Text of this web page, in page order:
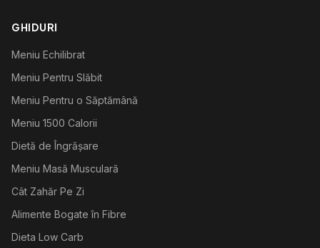
GHIDURI
Meniu Echilibrat
Meniu Pentru Slăbit
Meniu Pentru o Săptămână
Meniu 1500 Calorii
Dietă de Îngrășare
Meniu Masă Musculară
Cât Zahăr Pe Zi
Alimente Bogate în Fibre
Dieta Low Carb